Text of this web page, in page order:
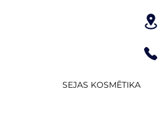
SEJAS KOSMĒTIKA